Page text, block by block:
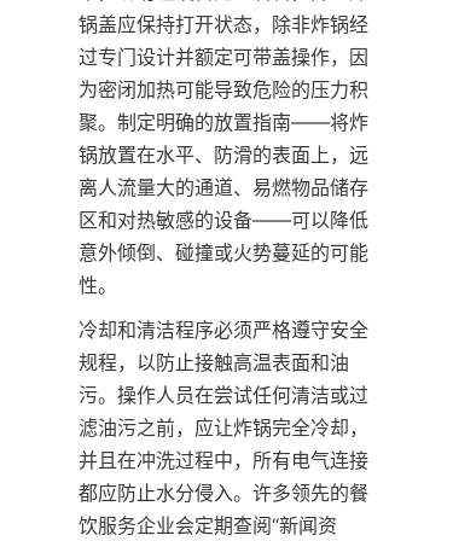
锅盖应保持打开状态，除非炸锅经
过专门设计并额定可带盖操作，因
为密闭加热可能导致危险的压力积
聚。制定明确的放置指南——将炸
锅放置在水平、防滑的表面上，远
离人流量大的通道、易燃物品储存
区和对热敏感的设备——可以降低
意外倾倒、碰撞或火势蔓延的可能
性。
冷却和清洁程序必须严格遵守安全
规程，以防止接触高温表面和油
污。操作人员在尝试任何清洁或过
滤油污之前，应让炸锅完全冷却，
并且在冲洗过程中，所有电气连接
都应防止水分侵入。许多领先的餐
饮服务企业会定期查阅“新闻资